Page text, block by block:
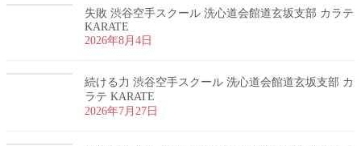
失敗 渋谷空手スクール 洗心道会館道玄坂支部 カラテ
KARATE
2026年8月4日
続ける力 渋谷空手スクール 洗心道会館道玄坂支部 カ
ラテ KARATE
2026年7月27日